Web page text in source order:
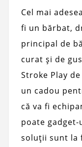
Cel mai
fi un bărbat,
principal de
curat și de
Stroke Play
un cadou
că va fi
poate
soluții sunt la